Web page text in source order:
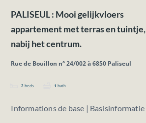
PALISEUL : Mooi gelijkvloers
appartement met terras en tuintje,
nabij het centrum.
Rue de Bouillon n° 24/002 à 6850 Paliseul
2 beds 1 bath
Informations de base | Basisinformatie